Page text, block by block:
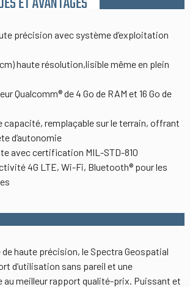
précision avec système d‘exploitation
cm) haute résolution,lisible même en plein
Qualcomm® de 4 Go de RAM et 16 Go de
capacité, remplaçable sur le terrain, offrant
d‘autonomie
avec certification MIL-STD-810
4G LTE, Wi-Fi, Bluetooth® pour les
haute précision, le Spectra Geospatial
d‘utilisation sans pareil et une
au meilleur rapport qualité-prix. Puissant et